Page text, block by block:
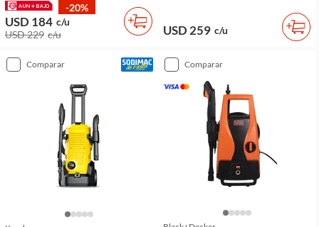
-20%
USD 184 c/u
USD 229 c/u USD 259 c/u
comparar comparar